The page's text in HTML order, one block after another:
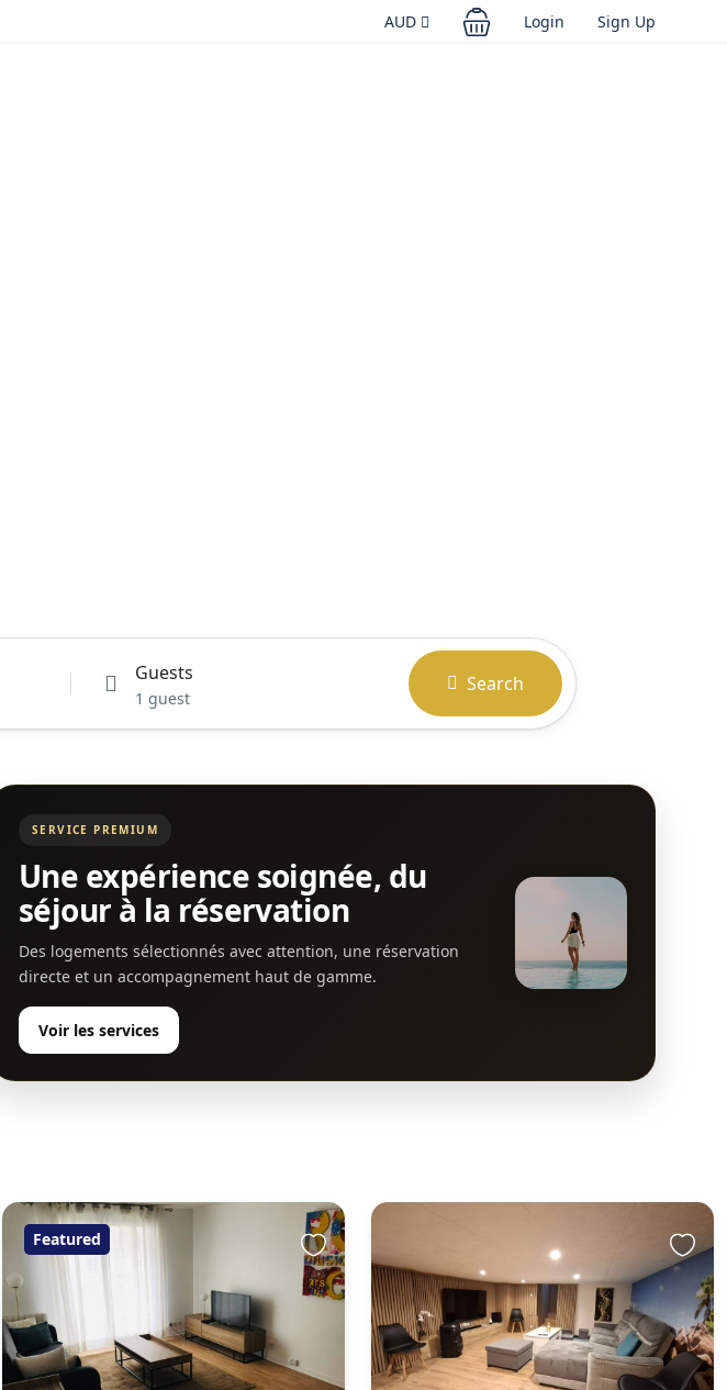
AUD Login Sign Up
Guests
1 guest
Search
SERVICE PREMIUM
Une expérience soignée, du
séjour à la réservation
Des logements sélectionnés avec attention, une réservation
directe et un accompagnement haut de gamme.
Voir les services
Featured